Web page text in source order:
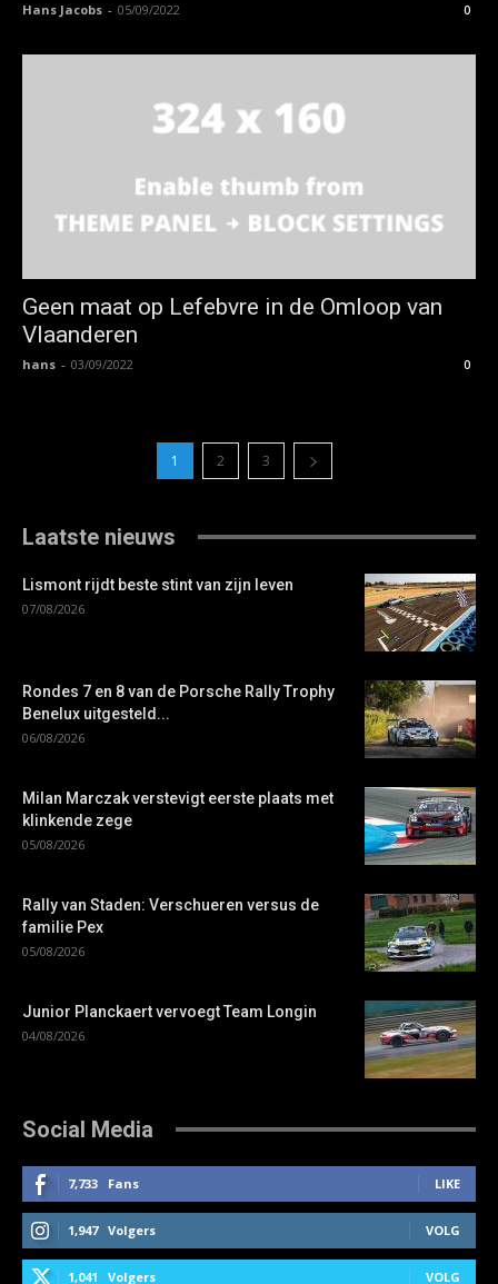
Hans Jacobs - 05/09/2022 0
Geen maat op Lefebvre in de Omloop van
Vlaanderen
hans - 03/09/2022 0
1 2 3
Laatste nieuws
Lismont rijdt beste stint van zijn leven
07/08/2026
Rondes 7 en 8 van de Porsche Rally Trophy
Benelux uitgesteld...
06/08/2026
Milan Marczak verstevigt eerste plaats met
klinkende zege
05/08/2026
Rally van Staden: Verschueren versus de
familie Pex
05/08/2026
Junior Planckaert vervoegt Team Longin
04/08/2026
Social Media
7,733 Fans LIKE
1,947 Volgers VOLG
1,041 Volgers VOLG